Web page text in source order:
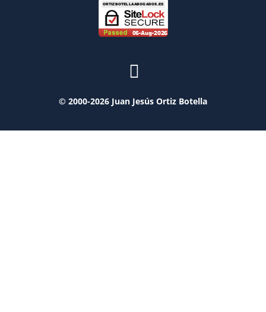
© 2000-2026 Juan Jesús Ortiz Botella